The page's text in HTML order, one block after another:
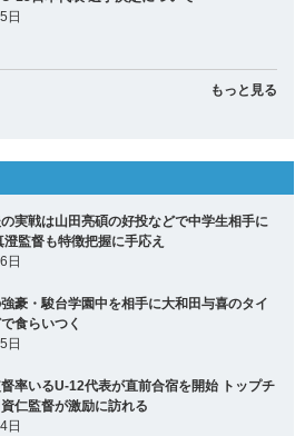
日
もっと見る
実戦は山田亮碩の好投などで中学生相手に
監督も特徴把握に手応え
日
豪・駿台学園中を相手に大和田与喜のタイ
食らいつく
日
率いるU-12代表が直前合宿を開始 トップチ
仁監督が激励に訪れる
日